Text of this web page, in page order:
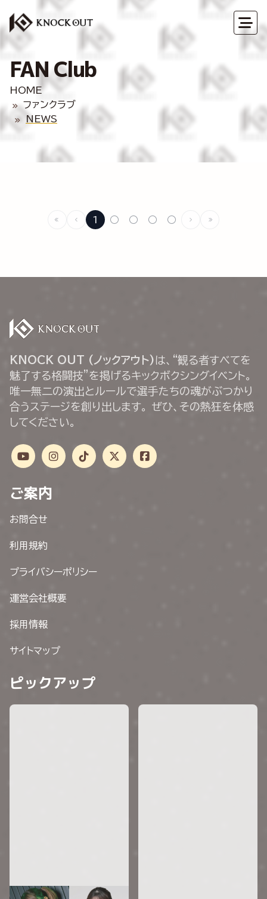
FAN Club
HOME
ファンクラブ
NEWS
1 ○ ○ ○ ○
KNOCK OUT (ノックアウト) は、“観る者すべてを
魅了する格闘技”を掲げるキックボクシングイベント。
唯一無二の演出とルールで選手たちの魂がぶつかり
合うステージを創り出します。 ぜひ、その熱狂を体感
してください。
ご案内
お問合せ
利用規約
プライバシーポリシー
運営会社概要
採用情報
サイトマップ
ピックアップ